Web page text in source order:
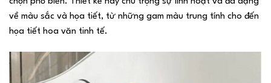
về màu sắc và họa tiết, từ những gam màu trung tính cho đến
họa tiết hoa văn tinh tế.